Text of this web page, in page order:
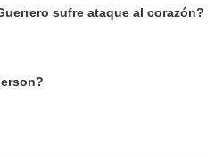
sufre ataque al corazón?